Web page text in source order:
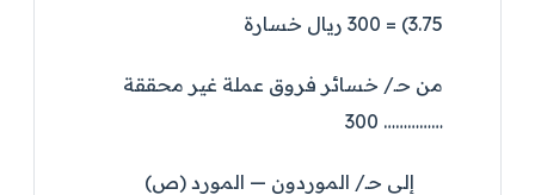
3.75) = 300 ريال خسارة
من حـ/ خسائر فروق عملة غير محققة
…………… 300
إلى حـ/ الموردون — المورد (ص)